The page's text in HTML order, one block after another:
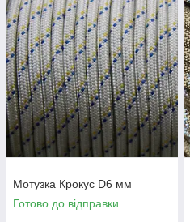
Мотузка Крокус D6 мм
Готово до відправки